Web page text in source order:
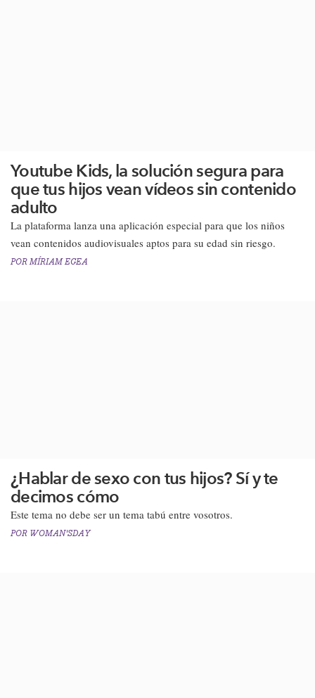
Youtube Kids, la solución segura para
que tus hijos vean vídeos sin contenido
adulto
​La plataforma lanza una aplicación especial para que los niños
vean contenidos audiovisuales aptos para su edad sin riesgo.​
POR MÍRIAM EGEA
¿Hablar de sexo con tus hijos? Sí y te
decimos cómo
Este tema no debe ser un tema tabú entre vosotros.
POR WOMAN'SDAY